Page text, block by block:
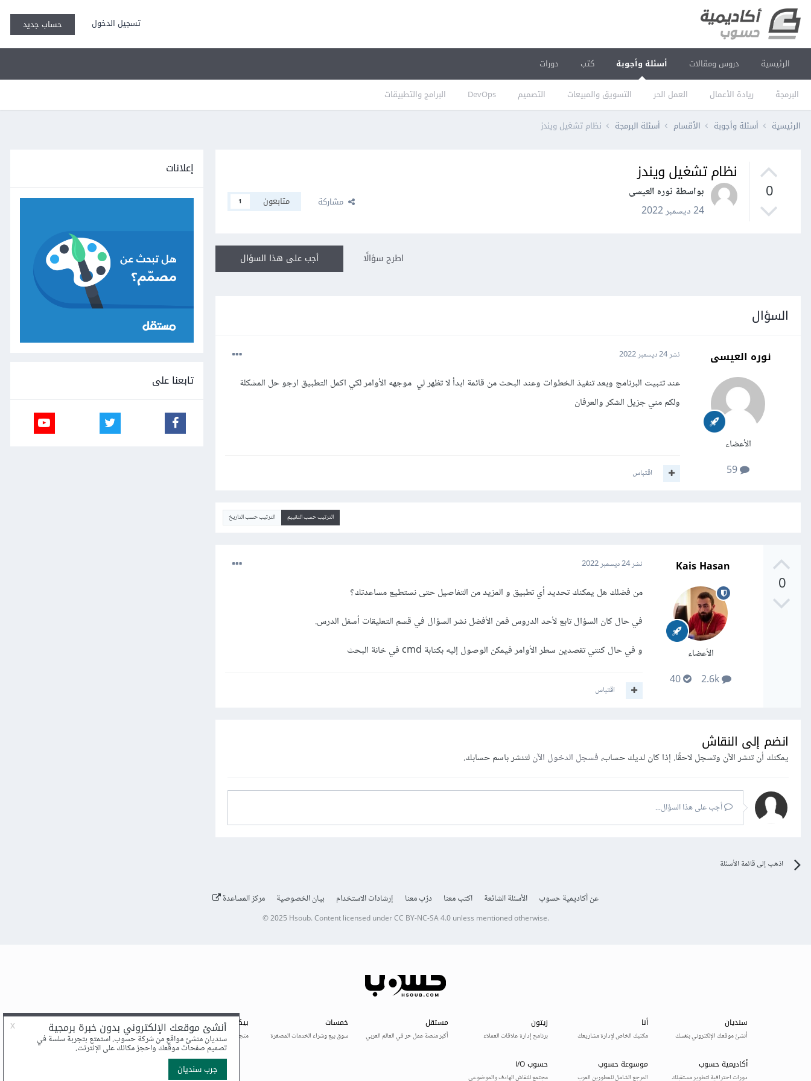
تسجيل الدخول حساب جديد
الرئيسية دروس ومقالات أسئلة وأجوبة
البرمجة ريادة الأعمال العمل الحر التسويق والمبيعات التصميم DevOps البرامج والتطبيقات
كتب دورات
الرئيسية أسئلة وأجوبة الأقسام أسئلة البرمجة نظام تشغيل ويندز
0
نظام تشغيل ويندز
بواسطة نوره العيسى
24 ديسمبر 2022
مشاركة متابعون 1
أجب على هذا السؤال اطرح سؤالًا
السؤال
نوره العيسى
الأعضاء
نشر24 ديسمبر 2022
عند تثبيت البرنامج وبعد تنفيذ الخطوات وعند البحث من قائمة ابدأ لا تظهر لي موجهه الأوامر لكي اكمل التطبيق ارجو حل المشكلة
ولكم مني جزيل الشكر والعرفان
اقتباس
الترتيب حسب التقييم الترتيب حسب التاريخ
0
Kais Hasan
الأعضاء
نشر24 ديسمبر 2022
من فضلك هل يمكنك تحديد أي تطبيق و المزيد من التفاصيل حتى نستطيع مساعدتك؟
في حال كان السؤال تابع لأحد الدروس فمن الأفضل نشر السؤال في قسم التعليقات أسفل الدرس.
و في حال كنتي تقصدين سطر الأوامر فيمكن الوصول إليه بكتابة cmd في خانة البحث
اقتباس
انضم إلى النقاش
يمكنك أن تنشر الآن وتسجل لاحقًا. إذا كان لديك حساب،فسجل الدخول الآنلتنشر باسم حسابك.
أجب على هذا السؤال...
اذهب إلى قائمة الأسئلة
إعلانات
تابعنا على
عن أكاديمية حسوب الأسئلة الشائعة اكتب معنا درّب معنا إرشادات الاستخدام بيان الخصوصية مركز المساعدة
© 2025 Hsoub.Content licensed underCC BY-NC-SA 4.0unless mentioned otherwise.